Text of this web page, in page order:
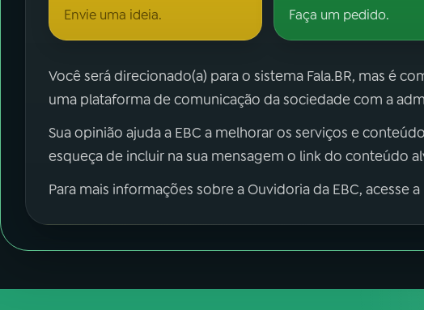
Envie uma ideia. Faça um pedido.
Você será direcionado(a) para o sistema Fala.BR, mas é
uma plataforma de comunicação da sociedade com a
Sua opinião ajuda a EBC a melhorar os serviços e
esqueça de incluir na sua mensagem o link do conteúdo
Para mais informações sobre a Ouvidoria da EBC, acesse